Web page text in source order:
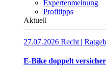
Expertenmeinung
Profitipps
Aktuell
27.07.2026 Recht |
E-Bike doppelt